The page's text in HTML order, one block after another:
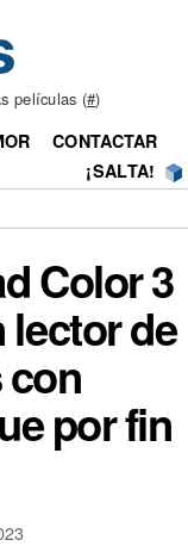
películas (#)
CONTACTAR
¡SALTA!
Color 3
lector de
por fin